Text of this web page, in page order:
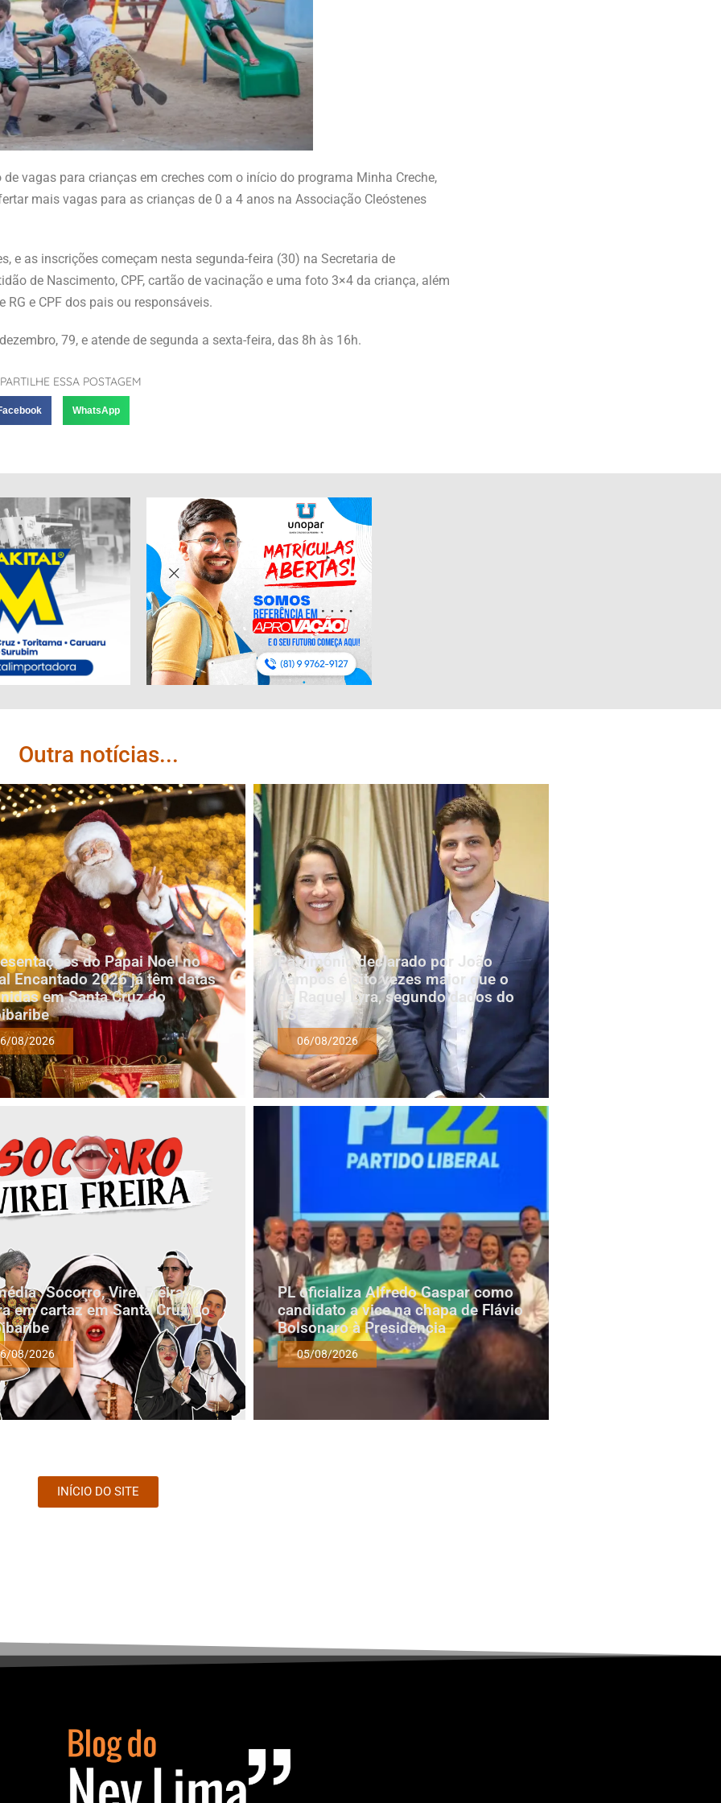
vagas para crianças em creches com o início do programa Minha Creche,
mais vagas para as crianças de 0 a 4 anos na Associação Cleóstenes
e as inscrições começam nesta segunda-feira (30) na Secretaria de
de Nascimento, CPF, cartão de vacinação e uma foto 3×4 da criança, além
e CPF dos pais ou responsáveis.
79, e atende de segunda a sexta-feira, das 8h às 16h.
ESSA POSTAGEM
WhatsApp
Outra notícias...
do Papai Noel no
Encantado 2026 já têm datas
em Santa Cruz do
08/2026
Patrimônio declarado por João
Campos é oito vezes maior que o
de Raquel Lyra, segundo dados do
TSE
06/08/2026
“Socorro, Virei Freira!”
em cartaz em Santa Cruz do
08/2026
PL oficializa Alfredo Gaspar como
candidato a vice na chapa de Flávio
Bolsonaro à Presidência
05/08/2026
INÍCIO DO SITE